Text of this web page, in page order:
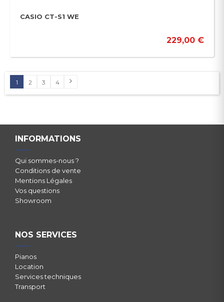
CASIO CT-S1 WE
229,00 €
1 2 3 4
INFORMATIONS
Qui sommes-nous ?
Conditions de vente
Mentions Légales
Vos questions
Showroom
NOS SERVICES
Pianos
Location
Services techniques
Transport